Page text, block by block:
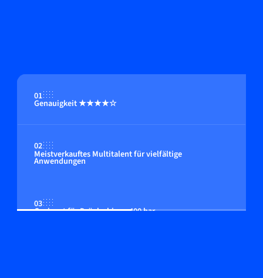
01
Genauigkeit ★★★★☆
02
Meistverkauftes Multitalent für vielfältige
Anwendungen
03
Geeignet für Drücke bis zu 400 bar